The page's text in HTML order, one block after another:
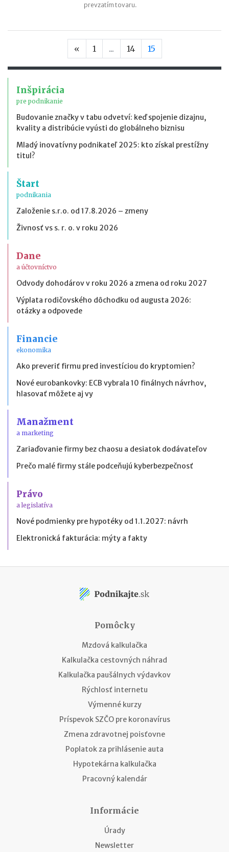
prevzatím tovaru.
«Predchádzajúca strana
1 ... 14 15
Inšpirácia
pre podnikanie
Budovanie značky v tabu odvetví: keď spojenie dizajnu,
kvality a distribúcie vyústi do globálneho biznisu
Mladý inovatívny podnikateľ 2025: kto získal prestížny
titul?
Štart
podnikania
Založenie s.r.o. od 17.8.2026 – zmeny
Živnosť vs s. r. o. v roku 2026
Dane
a účtovníctvo
Odvody dohodárov v roku 2026 a zmena od roku 2027
Výplata rodičovského dôchodku od augusta 2026:
otázky a odpovede
Financie
ekonomika
Ako preveriť firmu pred investíciou do kryptomien?
Nové eurobankovky: ECB vybrala 10 finálnych návrhov,
hlasovať môžete aj vy
Manažment
a marketing
Zariaďovanie firmy bez chaosu a desiatok dodávateľov
Prečo malé firmy stále podceňujú kyberbezpečnosť
Právo
a legislatíva
Nové podmienky pre hypotéky od 1.1.2027: návrh
Elektronická fakturácia: mýty a fakty
Pomôcky
Mzdová kalkulačka
Kalkulačka cestovných náhrad
Kalkulačka paušálnych výdavkov
Rýchlosť internetu
Výmenné kurzy
Príspevok SZČO pre koronavírus
Zmena zdravotnej poisťovne
Poplatok za prihlásenie auta
Hypotekárna kalkulačka
Pracovný kalendár
Informácie
Úrady
Newsletter